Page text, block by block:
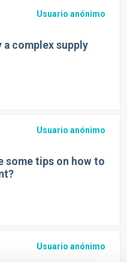
Usuario anónimo
a complex supply
Usuario anónimo
some tips on how to
Usuario anónimo